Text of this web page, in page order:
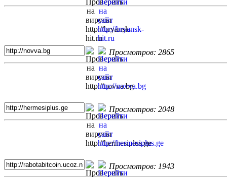
Просмотров: 2865
Просмотров: 2048
Просмотров: 1943